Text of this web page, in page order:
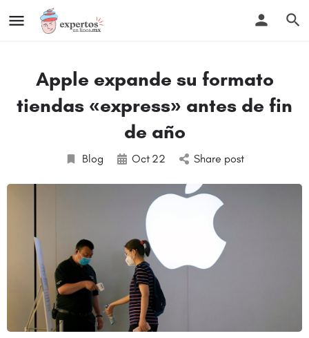
Apple expande su formato
tiendas «express» antes de fin
de año
Blog Oct 22 Share post